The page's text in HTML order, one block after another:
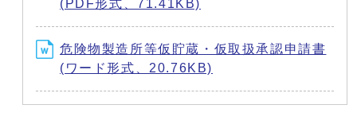
(PDF形式、71.41KB)
危険物製造所等仮貯蔵・仮取扱承認申請書
(ワード形式、20.76KB)